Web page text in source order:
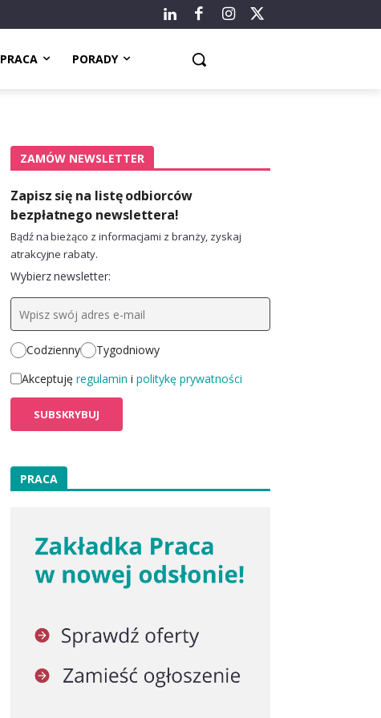
PRACA PORADY
ZAMÓW NEWSLETTER
Zapisz się na listę odbiorców
bezpłatnego newslettera!
Bądź na bieżąco z informacjami z branży, zyskaj
atrakcyjne rabaty.
Wybierz newsletter:
Codzienny
Tygodniowy
Akceptuję regulamin i politykę prywatności
PRACA